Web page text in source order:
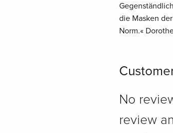
die Masken
Norm.«
No
review